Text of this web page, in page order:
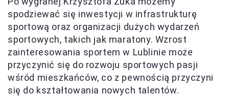
spodziewać się inwestycji w infrastrukturę
sportową oraz organizacji dużych wydarzeń
sportowych, takich jak maratony. Wzrost
zainteresowania sportem w Lublinie może
przyczynić się do rozwoju sportowych pasji
wśród mieszkańców, co z pewnością przyczyni
się do kształtowania nowych talentów.